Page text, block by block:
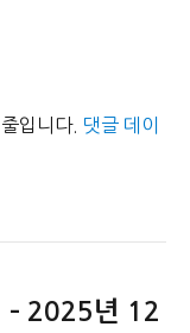
입니다. 댓글 데이
– 2025년 12